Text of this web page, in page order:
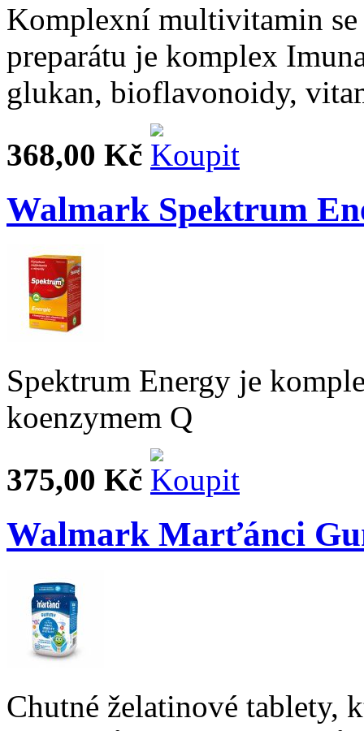
Komplexní multivitamin
preparátu je komplex
glukan, bioflavonoidy,
368,00 Kč
Walmark Spektrum
Spektrum Energy je
koenzymem Q
375,00 Kč
Walmark Marťánci
Chutné želatinové tablety,